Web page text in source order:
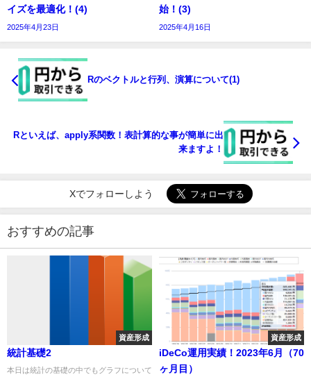
イズを最適化！(4)
2025年4月23日
始！(3)
2025年4月16日
Rのベクトルと行列、演算について(1)
Rといえば、apply系関数！表計算的な事が簡単に出
来ますよ！
Xでフォローしよう
おすすめの記事
資産形成
統計基礎2
本日は統計の基礎の中でもグラフについて
資産形成
iDeCo運用実績！2023年6月（70
ヶ月目）